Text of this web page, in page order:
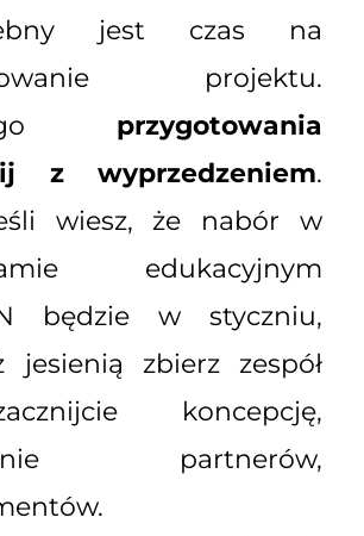
jest czas na
projektu.
przygotowania
z wyprzedzeniem.
wiesz, że nabór w
edukacyjnym
będzie w styczniu,
zbierz zespół
koncepcję,
partnerów,